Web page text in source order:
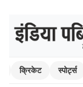
क्रिकेट स्पोर्ट्स